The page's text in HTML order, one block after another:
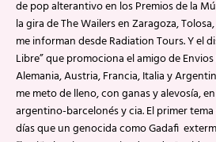
de pop alterantivo en los Premios de la
la gira de The Wailers en Zaragoza,
me informan desde Radiation Tours. Y el
Libre” que promociona el amigo de
Alemania, Austria, Francia, Italia y
me meto de lleno, con ganas y alevosía,
argentino-barcelonés y cia. El primer
días que un genocida como Gadafi